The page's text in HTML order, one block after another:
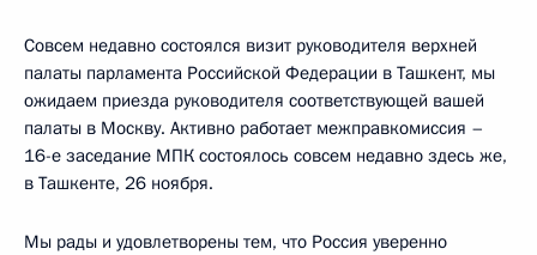
Совсем недавно состоялся визит руководителя верхней
палаты парламента Российской Федерации в Ташкент, мы
ожидаем приезда руководителя соответствующей вашей
палаты в Москву. Активно работает межправкомиссия –
16-е заседание МПК состоялось совсем недавно здесь же,
в Ташкенте, 26 ноября.
Мы рады и удовлетворены тем, что Россия уверенно